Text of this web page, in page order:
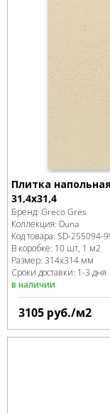
Плитка напольная
31,4x31,4
Бренд: Greco Gres
Коллекция: Duna
Код товара: SD-255094-
В коробке: 10 шт, 1 м2
Размер: 314x314 мм
Сроки доставки: 1-3 дня
в наличии
3105 руб./м2